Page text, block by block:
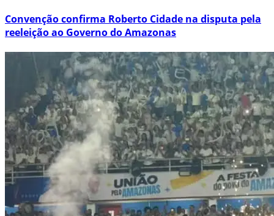
Convenção confirma Roberto Cidade na disputa pela
reeleição ao Governo do Amazonas